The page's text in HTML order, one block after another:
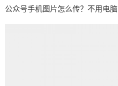
公众号手机图片怎么传？不用电脑